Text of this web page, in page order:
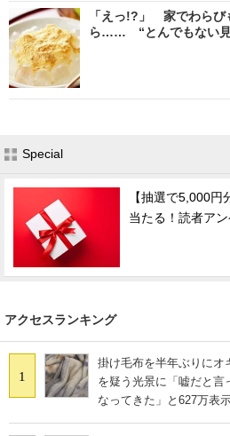
「えっ!?」 家でわらび
ら…… “とんでもない見
Special
【抽選で5,000
当たる！読者ア
アクセスランキング
1
掛け毛布を半年ぶりに
を疑う光景に「嘘だと言
なってきた」と627万表